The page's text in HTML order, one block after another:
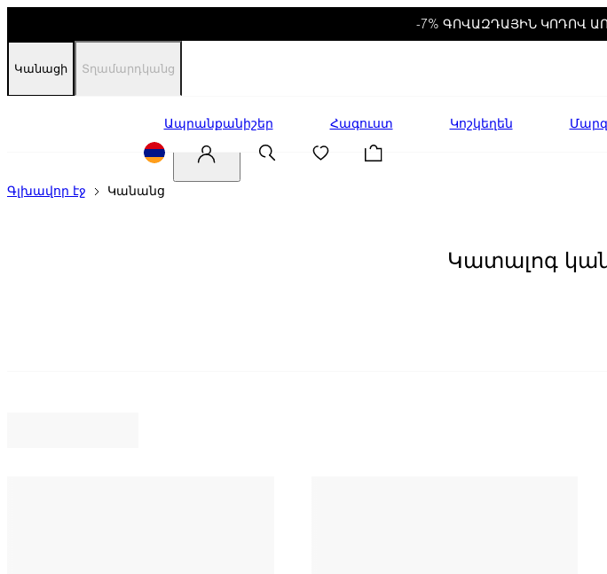
-7% ԳՈՎԱԶԴԱՅԻՆ ԿՈԴՈՎ
Կանացի Տղամարդկանց
Ապրանքանիշեր Հագուստ Կոշկեղեն
Գլխավոր էջ Կանանց
Կատալոգ